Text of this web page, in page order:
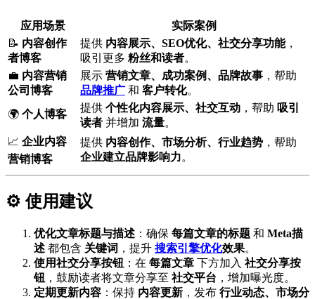
应用场景
实际案例
📝 内容创作
者博客
提供 内容展示、SEO优化、社交分享功能，
吸引更多 粉丝和读者。
💼 内容营销
公司博客
展示 营销文章、成功案例、品牌故事 ，帮助
品牌推广 和 客户转化。
🌍 个人博客
提供 个性化内容展示、社交互动 ，帮助 吸引
读者 并增加 流量。
📈 企业内容
营销博客
提供 内容创作、市场分析、行业趋势 ，帮助
企业建立品牌影响力。
⚙️ 使用建议
优化文章标题与描述 ：确保 每篇文章的标题 和 Meta描
述 都包含 关键词 ，提升 搜索引擎优化效果。
使用社交分享按钮 ：在 每篇文章 下方加入 社交分享按
钮 ，鼓励读者将文章分享至 社交平台 ，增加曝光度。
定期更新内容 ：保持 内容更新 ，发布 行业动态、市场分